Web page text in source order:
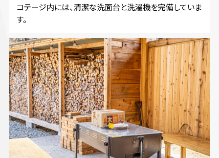
コテージ内には、清潔な洗面台と洗濯機を完備していま
す。